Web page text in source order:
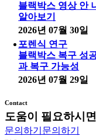
블랙박스 영상 안
알아보기
2026년 07월 30일
포렌식 연구
블랙박스 복구 성
과 복구 가능성
2026년 07월 29일
Contact
도움이 필요하시
문의하기 문의하기